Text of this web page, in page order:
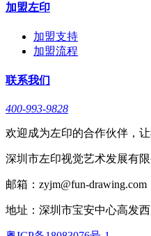
加盟左印
加盟支持
加盟流程
联系我们
400-993-9828
欢迎成为左印的合作伙伴，
深圳市左印视觉艺术发展有限
邮箱：zyjm@fun-drawing.com
地址：深圳市宝安中心高发